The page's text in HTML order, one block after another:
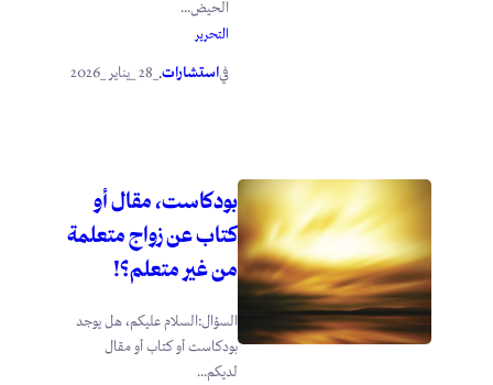
الحيض...
التحرير
فياستشارات.
بودكاست، مقال أو
كتاب عن زواج متعلمة
من غير متعلم؟!
السؤال:السلام عليكم، هل يوجد
بودكاست أو كتاب أو مقال
لديكم...